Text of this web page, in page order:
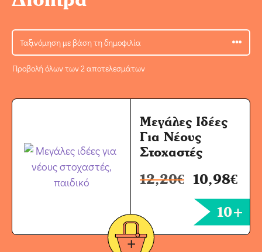
Προβολή όλων των 2 αποτελεσμάτων
Μεγάλες Ιδέες
Για Νέους
Στοχαστές
12,20€ 10,98€
10+